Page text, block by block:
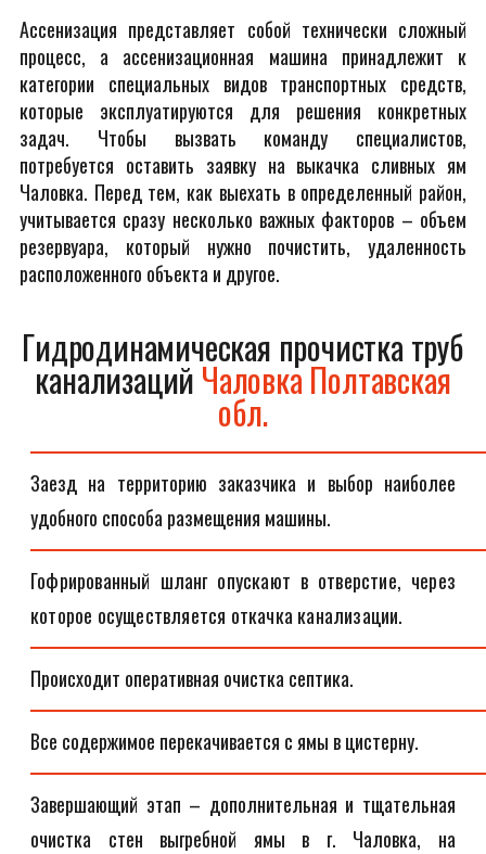
Ассенизация представляет собой технически сложный
процесс, а ассенизационная машина принадлежит к
категории специальных видов транспортных средств,
которые эксплуатируются для решения конкретных
задач. Чтобы вызвать команду специалистов,
потребуется оставить заявку на выкачка сливных ям
Чаловка. Перед тем, как выехать в определенный район,
учитывается сразу несколько важных факторов – объем
резервуара, который нужно почистить, удаленность
расположенного объекта и другое.
Гидродинамическая прочистка труб
канализаций Чаловка Полтавская
обл.
Заезд на территорию заказчика и выбор наиболее
удобного способа размещения машины.
Гофрированный шланг опускают в отверстие, через
которое осуществляется откачка канализации.
Происходит оперативная очистка септика.
Все содержимое перекачивается с ямы в цистерну.
Завершающий этап – дополнительная и тщательная
очистка стен выгребной ямы в г. Чаловка, на